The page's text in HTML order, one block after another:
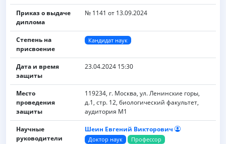
Приказ о выдаче
диплома
№ 1141 от 13.09.2024
Степень на
присвоение
Кандидат наук
Дата и время
защиты
23.04.2024 15:30
Место
проведения
защиты
119234, г. Москва, ул. Ленинские горы,
д.1, стр. 12, биологический факультет,
аудитория М1
Научные
руководители
Шеин Евгений Викторович
Доктор наук Профессор